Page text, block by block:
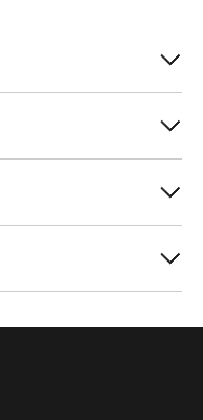
天气下的多
富有弹性的
能，是高强
保暖级别，
保暖夹克。具
。 男士
男士双板滑雪